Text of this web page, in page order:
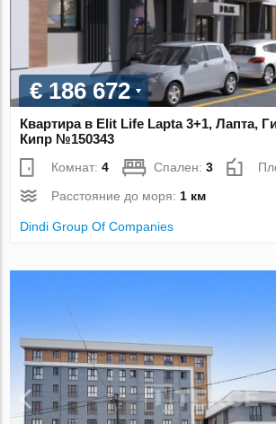
€ 186 672
Квартира в Elit Life Lapta 3+1, Лапта,
Кипр №150343
Комнат:4 Спален:3
Расстояние до моря:1 км
Dindi Group Of Companies